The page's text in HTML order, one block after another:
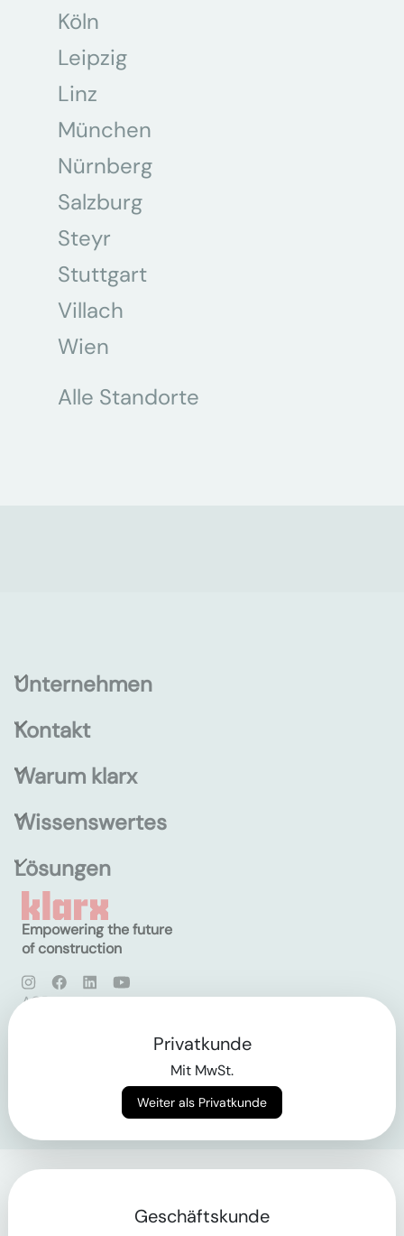
Köln
Leipzig
Linz
München
Nürnberg
Salzburg
Steyr
Stuttgart
Villach
Wien
Alle Standorte
Unternehmen
Kontakt
Warum klarx
Wissenswertes
Lösungen
Empowering the future
of construction
AGB
Privatkunde
Mit MwSt.
Weiter als Privatkunde
Geschäftskunde